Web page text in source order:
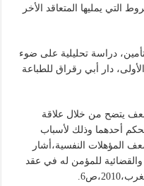
التي يمليها المتعاقد الأخر
دراسة تحليلية على ضوء
دار أبي رقراق للطباعة
يتضح من خلال علاقة
أحدهما وذلك لأسباب
المؤهلات النفسية،أشار
والقضائية للمؤمن له في عقد